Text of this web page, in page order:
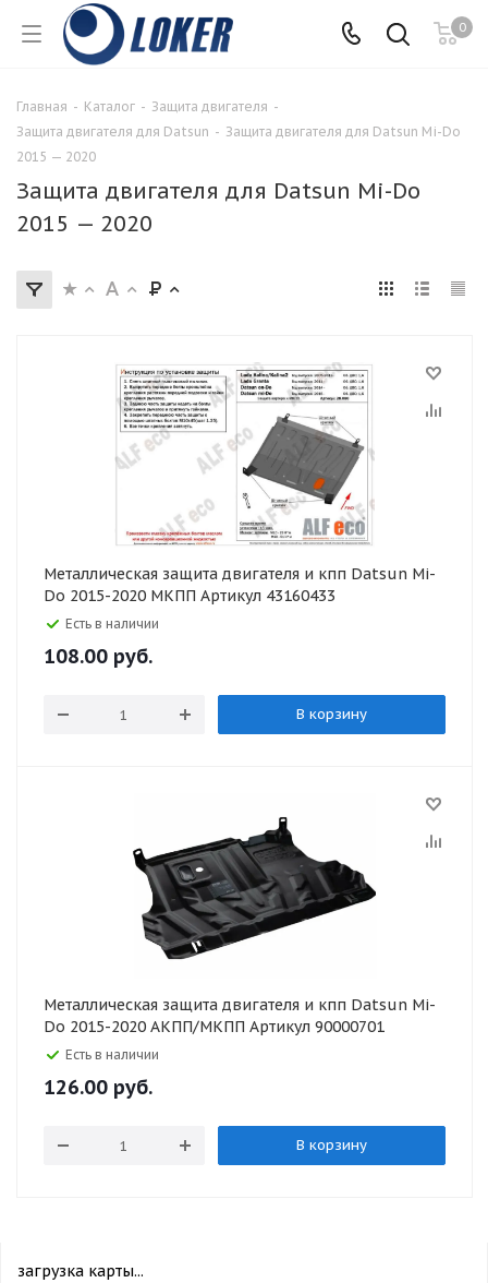
0
Главная - Каталог - Защита двигателя -
Защита двигателя для Datsun - Защита двигателя для Datsun Mi-Do
2015 — 2020
Защита двигателя для Datsun Mi-Do
2015 — 2020
Металлическая защита двигателя и кпп Datsun Mi-
Do 2015-2020 МКПП Артикул 43160433
Есть в наличии
108.00 руб.
В корзину
Металлическая защита двигателя и кпп Datsun Mi-
Do 2015-2020 АКПП/МКПП Артикул 90000701
Есть в наличии
126.00 руб.
В корзину
загрузка карты...